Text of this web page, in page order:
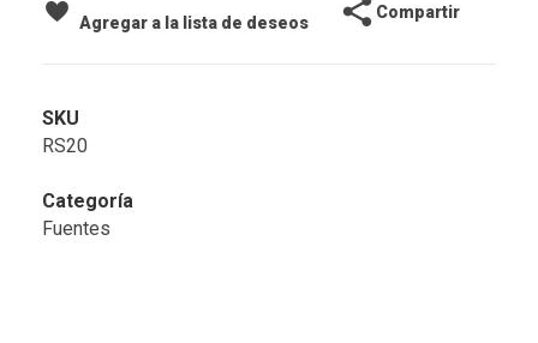
Agregar a la lista de deseos
Compartir
SKU
RS20
Categoría
Fuentes